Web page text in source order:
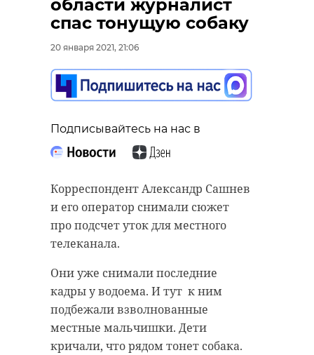
области журналист
спас тонущую собаку
20 января 2021, 21:06
Подписывайтесь на нас в
Корреспондент Александр Сашнев
и его оператор снимали сюжет
про подсчет уток для местного
телеканала.
Они уже снимали последние
кадры у водоема. И тут к ним
подбежали взволнованные
местные мальчишки. Дети
кричали, что рядом тонет собака.